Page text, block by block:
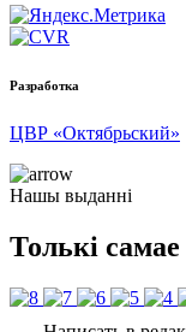
Разработка
ЦВР «Октябрьский»
Нашы выданні
Толькі